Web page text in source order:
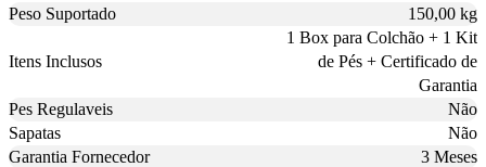
Peso Suportado
150,00 kg
Itens Inclusos
1 Box para Colchão + 1 Kit
de Pés + Certificado de
Garantia
Pes Regulaveis
Não
Sapatas
Não
Garantia Fornecedor
3 Meses